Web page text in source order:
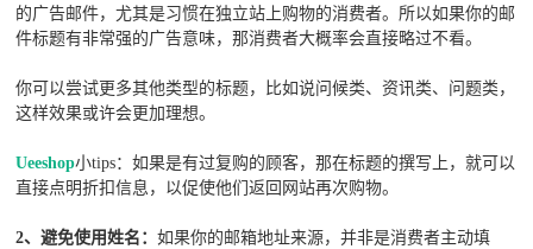
的广告邮件，尤其是习惯在独立站上购物的消费者。所以如果你的邮
件标题有非常强的广告意味，那消费者大概率会直接略过不看。
你可以尝试更多其他类型的标题，比如说问候类、资讯类、问题类，
这样效果或许会更加理想。
Ueeshop小tips：如果是有过复购的顾客，那在标题的撰写上，就可以
直接点明折扣信息，以促使他们返回网站再次购物。
2、避免使用姓名：如果你的邮箱地址来源，并非是消费者主动填